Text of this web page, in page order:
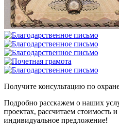
Получите консультацию по
Подробно расскажем о наших
проектах, рассчитаем стоимость
индивидуальное предложение!